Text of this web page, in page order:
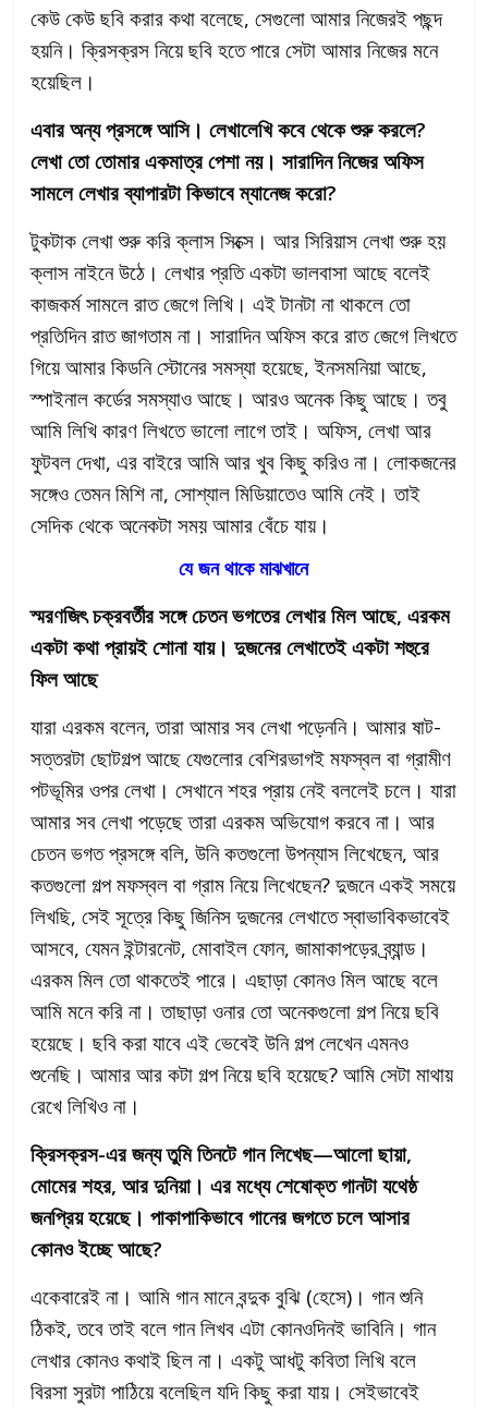
কেউ কেউ ছবি করার কথা বলেছে, সেগুলো আমার নিজেরই পছন্দ
হয়নি। ক্রিসক্রস নিয়ে ছবি হতে পারে সেটা আমার নিজের মনে
হয়েছিল।
এবার অন্য প্রসঙ্গে আসি। লেখালেখি কবে থেকে শুরু করলে?
লেখা তো তোমার একমাত্র পেশা নয়। সারাদিন নিজের অফিস
সামলে লেখার ব্যাপারটা কিভাবে ম্যানেজ করো?
টুকটাক লেখা শুরু করি ক্লাস সিক্সে। আর সিরিয়াস লেখা শুরু হয়
ক্লাস নাইনে উঠে। লেখার প্রতি একটা ভালবাসা আছে বলেই
কাজকর্ম সামলে রাত জেগে লিখি। এই টানটা না থাকলে তো
প্রতিদিন রাত জাগতাম না। সারাদিন অফিস করে রাত জেগে লিখতে
গিয়ে আমার কিডনি স্টোনের সমস্যা হয়েছে, ইনসমনিয়া আছে,
স্পাইনাল কর্ডের সমস্যাও আছে। আরও অনেক কিছু আছে। তবু
আমি লিখি কারণ লিখতে ভালো লাগে তাই। অফিস, লেখা আর
ফুটবল দেখা, এর বাইরে আমি আর খুব কিছু করিও না। লোকজনের
সঙ্গেও তেমন মিশি না, সোশ্যাল মিডিয়াতেও আমি নেই। তাই
সেদিক থেকে অনেকটা সময় আমার বেঁচে যায়।
যে জন থাকে মাঝখানে
স্মরণজিৎ চক্রবর্তীর সঙ্গে চেতন ভগতের লেখার মিল আছে, এরকম
একটা কথা প্রায়ই শোনা যায়। দুজনের লেখাতেই একটা শহুরে
ফিল আছে
যারা এরকম বলেন, তারা আমার সব লেখা পড়েননি। আমার ষাট-
সত্তরটা ছোটগল্প আছে যেগুলোর বেশিরভাগই মফস্বল বা গ্রামীণ
পটভূমির ওপর লেখা। সেখানে শহর প্রায় নেই বললেই চলে। যারা
আমার সব লেখা পড়েছে তারা এরকম অভিযোগ করবে না। আর
চেতন ভগত প্রসঙ্গে বলি, উনি কতগুলো উপন্যাস লিখেছেন, আর
কতগুলো গল্প মফস্বল বা গ্রাম নিয়ে লিখেছেন? দুজনে একই সময়ে
লিখছি, সেই সূত্রে কিছু জিনিস দুজনের লেখাতে স্বাভাবিকভাবেই
আসবে, যেমন ইন্টারনেট, মোবাইল ফোন, জামাকাপড়ের ব্র্যান্ড।
এরকম মিল তো থাকতেই পারে। এছাড়া কোনও মিল আছে বলে
আমি মনে করি না। তাছাড়া ওনার তো অনেকগুলো গল্প নিয়ে ছবি
হয়েছে। ছবি করা যাবে এই ভেবেই উনি গল্প লেখেন এমনও
শুনেছি। আমার আর কটা গল্প নিয়ে ছবি হয়েছে? আমি সেটা মাথায়
রেখে লিখিও না।
ক্রিসক্রস-এর জন্য তুমি তিনটে গান লিখেছ—আলো ছায়া,
মোমের শহর, আর দুনিয়া। এর মধ্যে শেষোক্ত গানটা যথেষ্ঠ
জনপ্রিয় হয়েছে। পাকাপাকিভাবে গানের জগতে চলে আসার
কোনও ইচ্ছে আছে?
একেবারেই না। আমি গান মানে বন্দুক বুঝি (হেসে)। গান শুনি
ঠিকই, তবে তাই বলে গান লিখব এটা কোনওদিনই ভাবিনি। গান
লেখার কোনও কথাই ছিল না। একটু আধটু কবিতা লিখি বলে
বিরসা সুরটা পাঠিয়ে বলেছিল যদি কিছু করা যায়। সেইভাবেই